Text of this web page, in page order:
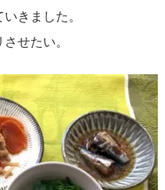
きました。
せたい。